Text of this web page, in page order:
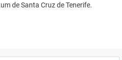
de Santa Cruz de Tenerife.